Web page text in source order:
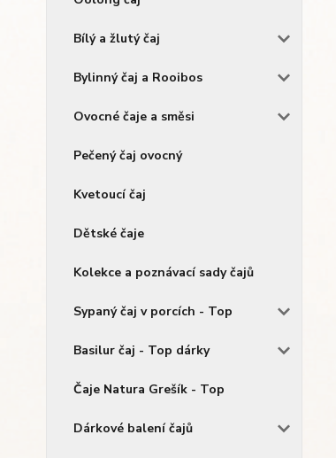
Bílý a žlutý čaj
Bylinný čaj a Rooibos
Ovocné čaje a směsi
Pečený čaj ovocný
Kvetoucí čaj
Dětské čaje
Kolekce a poznávací sady čajů
Sypaný čaj v porcích - Top
Basilur čaj - Top dárky
Čaje Natura Grešík - Top
Dárkové balení čajů